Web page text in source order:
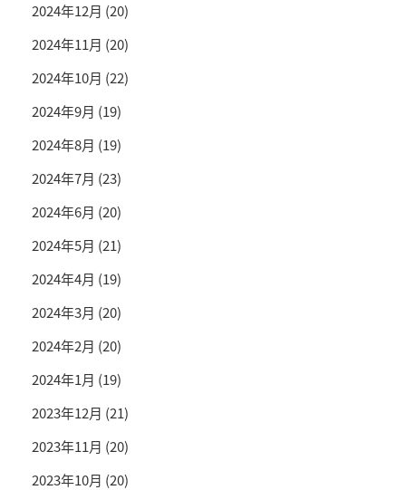
2024年12月 (20)
2024年11月 (20)
2024年10月 (22)
2024年9月 (19)
2024年8月 (19)
2024年7月 (23)
2024年6月 (20)
2024年5月 (21)
2024年4月 (19)
2024年3月 (20)
2024年2月 (20)
2024年1月 (19)
2023年12月 (21)
2023年11月 (20)
2023年10月 (20)